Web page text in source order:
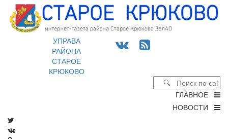
УПРАВА
РАЙОНА
СТАРОЕ
КРЮКОВО
ГЛАВНОЕ
НОВОСТИ